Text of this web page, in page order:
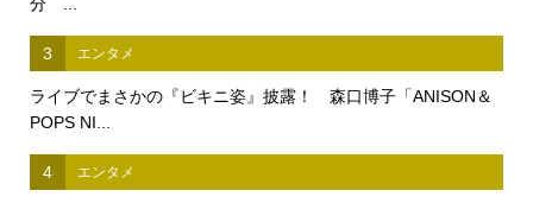
分 ...
3 エンタメ
ライブでまさかの『ビキニ姿』披露！ 森口博子「ANISON＆
POPS NI...
4 エンタメ